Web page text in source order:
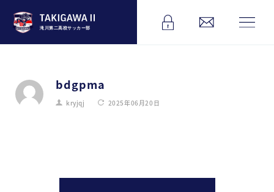
滝川第二高校サッカー部
bdgpma
kryjqj 2025年06月20日